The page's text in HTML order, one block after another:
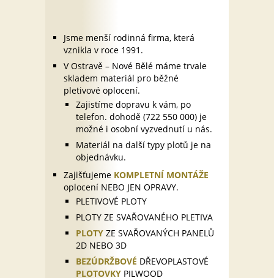
Jsme menší rodinná firma, která
vznikla v roce 1991.
V Ostravě – Nové Bělé máme trvale
skladem materiál pro běžné
pletivové oplocení.
Zajistíme dopravu k vám, po
telefon. dohodě (722 550 000) je
možné i osobní vyzvednutí u nás.
Materiál na další typy plotů je na
objednávku.
Zajišťujeme KOMPLETNÍ MONTÁŽE
oplocení NEBO JEN OPRAVY.
PLETIVOVÉ PLOTY
PLOTY ZE SVAŘOVANÉHO PLETIVA
PLOTY ZE SVAŘOVANÝCH PANELŮ
2D NEBO 3D
BEZÚDRŽBOVÉ DŘEVOPLASTOVÉ
PLOTOVKY PILWOOD